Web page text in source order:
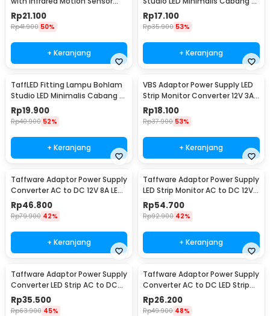
240V 50W E27 - SP-820
Rp21.100
Rp41.900 50%
+ Keranjang
E27 220V - HU-350
Rp17.100
Rp35.900 53%
+ Keranjang
TaffLED Fitting Lampu Bohlam
Studio LED Minimalis Cabang 4
E27 220V - HU-400
Rp19.900
Rp40.900 52%
+ Keranjang
VBS Adaptor Power Supply LED
Strip Monitor Converter 12V 3A
36W - AYD-1230
Rp18.100
Rp37.900 53%
+ Keranjang
Taffware Adaptor Power Supply
Converter AC to DC 12V 8A LED
Strip - 1280
Rp46.800
Rp79.900 42%
+ Keranjang
Taffware Adaptor Power Supply
LED Strip Monitor AC to DC 12V
10A - AYD-12100
Rp54.700
Rp92.900 42%
+ Keranjang
Taffware Adaptor Power Supply
Converter LED Strip AC to DC
12V 4A - 1240
Rp35.500
Rp63.900 45%
Taffware Adaptor Power Supply
Converter AC to DC LED Strip
24V 2A - 2420 / 1820
Rp26.200
Rp49.900 48%